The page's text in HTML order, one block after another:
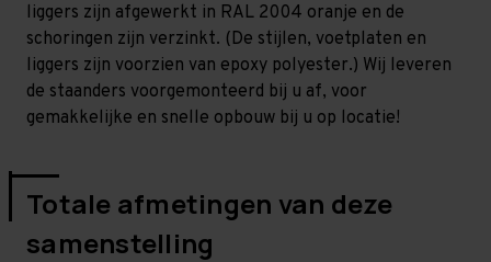
liggers zijn afgewerkt in RAL 2004 oranje en de
schoringen zijn verzinkt. (De stijlen, voetplaten en
liggers zijn voorzien van epoxy polyester.) Wij leveren
de staanders voorgemonteerd bij u af, voor
gemakkelijke en snelle opbouw bij u op locatie!
Totale afmetingen van deze
samenstelling